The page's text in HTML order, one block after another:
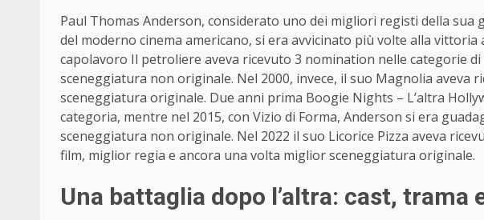
Paul Thomas Anderson, considerato uno dei migliori registi della sua
del moderno cinema americano, si era avvicinato più volte alla vittoria
capolavoro Il petroliere aveva ricevuto 3 nomination nelle categorie
sceneggiatura non originale. Nel 2000, invece, il suo Magnolia aveva
sceneggiatura originale. Due anni prima Boogie Nights – L’altra
categoria, mentre nel 2015, con Vizio di Forma, Anderson si era
sceneggiatura non originale. Nel 2022 il suo Licorice Pizza aveva
film, miglior regia e ancora una volta miglior sceneggiatura originale.
Una battaglia dopo l’altra: cast, trama